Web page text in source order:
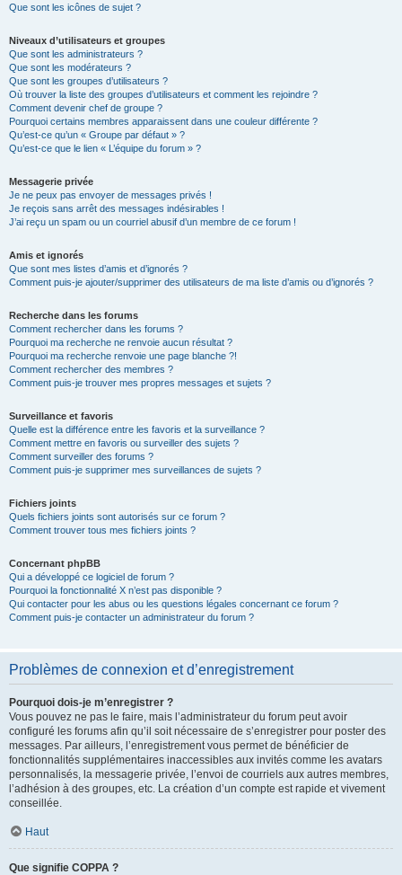
Que sont les icônes de sujet ?
Niveaux d’utilisateurs et groupes
Que sont les administrateurs ?
Que sont les modérateurs ?
Que sont les groupes d’utilisateurs ?
Où trouver la liste des groupes d’utilisateurs et comment les rejoindre ?
Comment devenir chef de groupe ?
Pourquoi certains membres apparaissent dans une couleur différente ?
Qu’est-ce qu’un « Groupe par défaut » ?
Qu’est-ce que le lien « L’équipe du forum » ?
Messagerie privée
Je ne peux pas envoyer de messages privés !
Je reçois sans arrêt des messages indésirables !
J’ai reçu un spam ou un courriel abusif d’un membre de ce forum !
Amis et ignorés
Que sont mes listes d’amis et d’ignorés ?
Comment puis-je ajouter/supprimer des utilisateurs de ma liste d’amis ou d’ignorés ?
Recherche dans les forums
Comment rechercher dans les forums ?
Pourquoi ma recherche ne renvoie aucun résultat ?
Pourquoi ma recherche renvoie une page blanche ?!
Comment rechercher des membres ?
Comment puis-je trouver mes propres messages et sujets ?
Surveillance et favoris
Quelle est la différence entre les favoris et la surveillance ?
Comment mettre en favoris ou surveiller des sujets ?
Comment surveiller des forums ?
Comment puis-je supprimer mes surveillances de sujets ?
Fichiers joints
Quels fichiers joints sont autorisés sur ce forum ?
Comment trouver tous mes fichiers joints ?
Concernant phpBB
Qui a développé ce logiciel de forum ?
Pourquoi la fonctionnalité X n’est pas disponible ?
Qui contacter pour les abus ou les questions légales concernant ce forum ?
Comment puis-je contacter un administrateur du forum ?
Problèmes de connexion et d’enregistrement
Pourquoi dois-je m’enregistrer ?
Vous pouvez ne pas le faire, mais l’administrateur du forum peut avoir
configuré les forums afin qu’il soit nécessaire de s’enregistrer pour poster des
messages. Par ailleurs, l’enregistrement vous permet de bénéficier de
fonctionnalités supplémentaires inaccessibles aux invités comme les avatars
personnalisés, la messagerie privée, l’envoi de courriels aux autres membres,
l’adhésion à des groupes, etc. La création d’un compte est rapide et vivement
conseillée.
Haut
Que signifie COPPA ?